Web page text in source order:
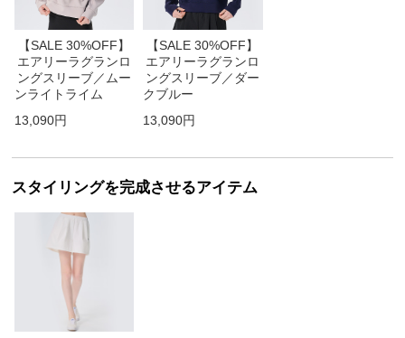
【SALE 30%OFF】
エアリーラグランロ
ングスリーブ／ムー
ンライトライム
13,090円
【SALE 30%OFF】
エアリーラグランロ
ングスリーブ／ダー
クブルー
13,090円
スタイリングを完成させるアイテム